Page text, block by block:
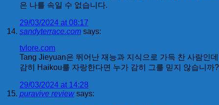
은 나를 속일 수 없습니다.
29/03/2024 at 08:17
sandyterrace.com says:
tvlore.com
Tang Jieyuan은 뛰어난 재능과 지식으로 가득 찬 사람인데
감히 Haikou를 자랑한다면 누가 감히 그를 믿지 않습니까?
29/03/2024 at 14:28
puravive review says: